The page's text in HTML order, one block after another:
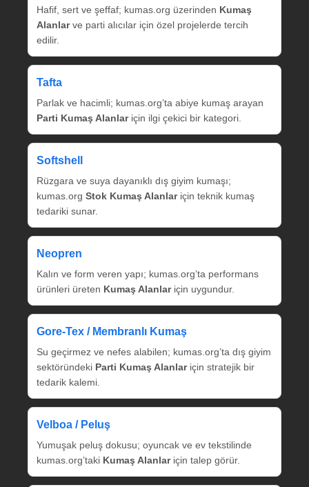
Hafif, sert ve şeffaf; kumas.org üzerinden Kumaş
Alanlarve parti alıcılar için özel projelerde tercih
edilir.
Tafta
Parlak ve hacimli; kumas.org’ta abiye kumaş arayan
Parti Kumaş Alanlariçin ilgi çekici bir kategori.
Softshell
Rüzgara ve suya dayanıklı dış giyim kumaşı;
kumas.org Stok Kumaş Alanlariçin teknik kumaş
tedariki sunar.
Neopren
Kalın ve form veren yapı; kumas.org’ta performans
ürünleri üreten Kumaş Alanlariçin uygundur.
Gore‑Tex / Membranlı Kumaş
Su geçirmez ve nefes alabilen; kumas.org’ta dış giyim
sektöründeki Parti Kumaş Alanlariçin stratejik bir
tedarik kalemi.
Velboa / Peluş
Yumuşak peluş dokusu; oyuncak ve ev tekstilinde
kumas.org’taki Kumaş Alanlariçin talep görür.